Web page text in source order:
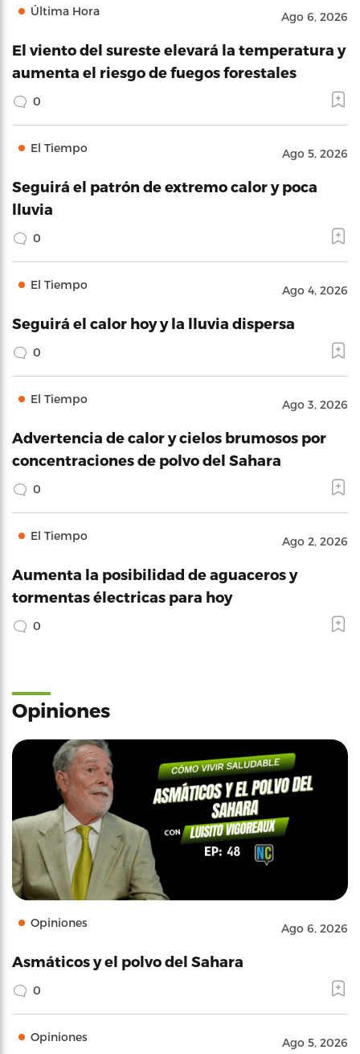
Última Hora Ago 6, 2026
El viento del sureste elevará la temperatura y
aumenta el riesgo de fuegos forestales
0
El Tiempo Ago 5, 2026
Seguirá el patrón de extremo calor y poca
lluvia
0
El Tiempo Ago 4, 2026
Seguirá el calor hoy y la lluvia dispersa
0
El Tiempo Ago 3, 2026
Advertencia de calor y cielos brumosos por
concentraciones de polvo del Sahara
0
El Tiempo Ago 2, 2026
Aumenta la posibilidad de aguaceros y
tormentas électricas para hoy
0
Opiniones
Opiniones Ago 6, 2026
Asmáticos y el polvo del Sahara
0
Opiniones Ago 5, 2026